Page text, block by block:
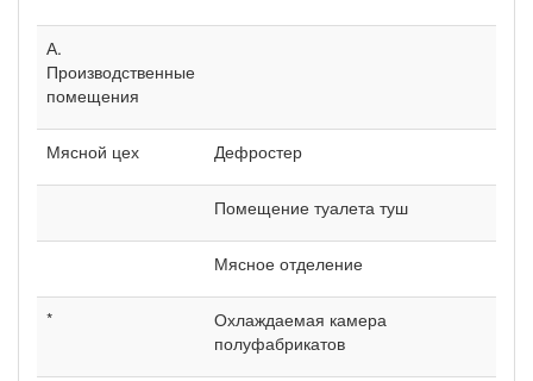
А.
Производственные
помещения
Мясной цех Дефростер
Помещение туалета туш
Мясное отделение
*
Охлаждаемая камера
полуфабрикатов